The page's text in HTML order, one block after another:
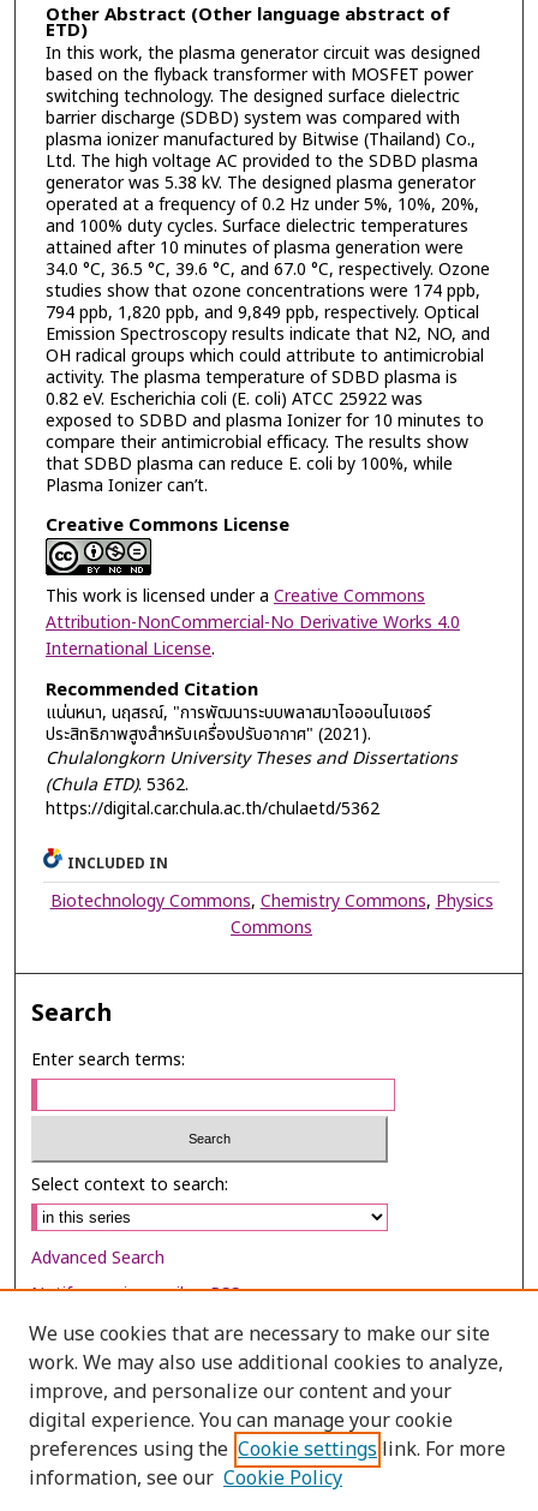
Other Abstract (Other language abstract of
ETD)
In this work, the plasma generator circuit was designed
based on the flyback transformer with MOSFET power
switching technology. The designed surface dielectric
barrier discharge (SDBD) system was compared with
plasma ionizer manufactured by Bitwise (Thailand) Co.,
Ltd. The high voltage AC provided to the SDBD plasma
generator was 5.38 kV. The designed plasma generator
operated at a frequency of 0.2 Hz under 5%, 10%, 20%,
and 100% duty cycles. Surface dielectric temperatures
attained after 10 minutes of plasma generation were
34.0 °C, 36.5 °C, 39.6 °C, and 67.0 °C, respectively. Ozone
studies show that ozone concentrations were 174 ppb,
794 ppb, 1,820 ppb, and 9,849 ppb, respectively. Optical
Emission Spectroscopy results indicate that N2, NO, and
OH radical groups which could attribute to antimicrobial
activity. The plasma temperature of SDBD plasma is
0.82 eV. Escherichia coli (E. coli) ATCC 25922 was
exposed to SDBD and plasma Ionizer for 10 minutes to
compare their antimicrobial efficacy. The results show
that SDBD plasma can reduce E. coli by 100%, while
Plasma Ionizer can’t.
Creative Commons License
This work is licensed under a Creative Commons
Attribution-NonCommercial-No Derivative Works 4.0
International License.
Recommended Citation
แน่นหนา, นฤสรณ์, "การพัฒนาระบบพลาสมาไอออนไนเซอร์
ประสิทธิภาพสูงสำหรับเครื่องปรับอากาศ" (2021).
Chulalongkorn University Theses and Dissertations
(Chula ETD). 5362.
https://digital.car.chula.ac.th/chulaetd/5362
INCLUDED IN
Biotechnology Commons, Chemistry Commons, Physics
Commons
Search
Enter search terms:
Select context to search:
Advanced Search
Notify me via email orRSS
Browse
Collections
Disciplines
Authors
We use cookies that are necessary to make our site
work. We may also use additional cookies to analyze,
improve, and personalize our content and your
digital experience. You can manage your cookie
preferences using the Cookie settings link. For more
information, see our Cookie Policy